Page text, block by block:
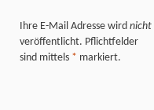
Ihre E-Mail Adresse wird nicht
veröffentlicht. Pflichtfelder
sind mittels * markiert.